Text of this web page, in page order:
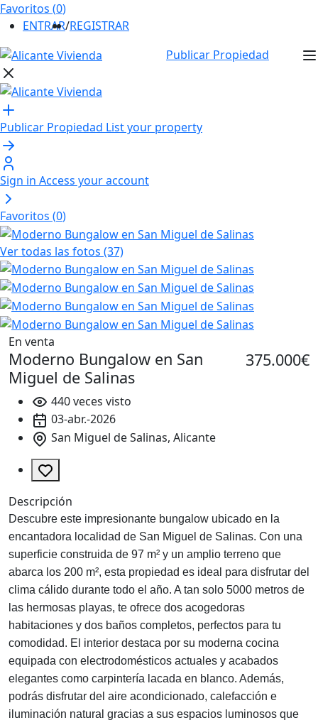
Favoritos (0)
ENTRAR/REGISTRAR
Publicar Propiedad
Publicar Propiedad List your property
Sign in Access your account
Favoritos (0)
Ver todas las fotos (37)
En venta
Moderno Bungalow en San
Miguel de Salinas
375.000€
440 veces visto
03-abr.-2026
San Miguel de Salinas, Alicante
Descripción
Descubre este impresionante bungalow ubicado en la
encantadora localidad de San Miguel de Salinas. Con una
superficie construida de 97 m² y un amplio terreno que
abarca los 200 m², esta propiedad es ideal para disfrutar del
clima cálido durante todo el año. A tan solo 5000 metros de
las hermosas playas, te ofrece dos acogedoras
habitaciones y dos baños completos, perfectos para tu
comodidad. El interior destaca por su moderna cocina
equipada con electrodomésticos actuales y acabados
elegantes como carpintería lacada en blanco. Además,
podrás disfrutar del aire acondicionado, calefacción e
iluminación natural gracias a sus espacios luminosos que